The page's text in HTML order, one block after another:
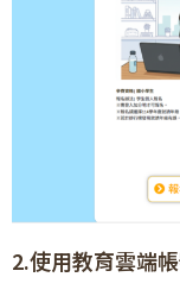
2.使用教育雲端